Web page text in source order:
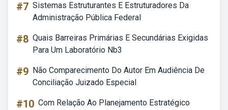
#7 Sistemas Estruturantes E Estruturadores Da
Administração Pública Federal
#8 Quais Barreiras Primárias E Secundárias Exigidas
Para Um Laboratório Nb3
#9 Não Comparecimento Do Autor Em Audiência De
Conciliação Juizado Especial
#10 Com Relação Ao Planejamento Estratégico